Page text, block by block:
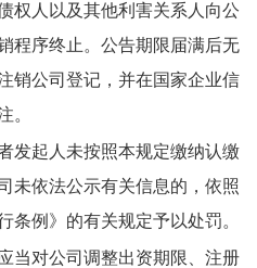
权人以及其他利害关系人向公
程序终止。公告期限届满后无
销公司登记，并在国家企业信
。
发起人未按照本规定缴纳认缴
未依法公示有关信息的，依照
条例》的有关规定予以处罚。
当对公司调整出资期限、注册